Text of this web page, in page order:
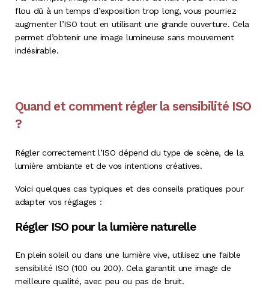
flou dû à un temps d’exposition trop long, vous pourriez
augmenter l’ISO tout en utilisant une grande ouverture. Cela
permet d’obtenir une image lumineuse sans mouvement
indésirable.
Quand et comment régler la sensibilité ISO
?
Régler correctement l’ISO dépend du type de scène, de la
lumière ambiante et de vos intentions créatives.
Voici quelques cas typiques et des conseils pratiques pour
adapter vos réglages :
Régler ISO pour la lumière naturelle
En plein soleil ou dans une lumière vive, utilisez une faible
sensibilité ISO (100 ou 200). Cela garantit une image de
meilleure qualité, avec peu ou pas de bruit.